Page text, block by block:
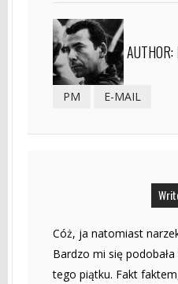
AUTHOR:
PM E-MAIL
Cóż, ja natomiast
Bardzo mi się
tego piątku. Fakt